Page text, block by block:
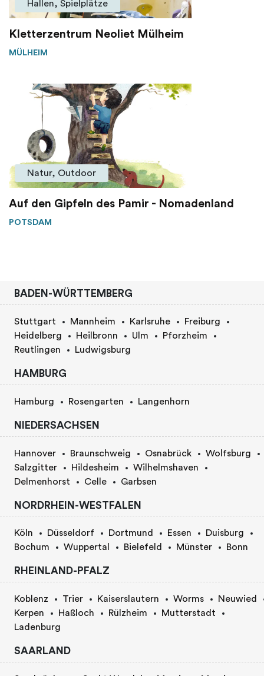
Hallen, Spielplätze
Kletterzentrum Neoliet Mülheim
MÜLHEIM
Natur, Outdoor
Auf den Gipfeln des Pamir - Nomadenland
POTSDAM
BADEN-WÜRTTEMBERG
Stuttgart Mannheim Karlsruhe
Freiburg
Heidelberg
Heilbronn Ulm
Pforzheim
Reutlingen
Ludwigsburg
HAMBURG
Hamburg Rosengarten Langenhorn
NIEDERSACHSEN
Hannover Braunschweig Osnabrück
Wolfsburg
Salzgitter
Hildesheim
Wilhelmshaven
Delmenhorst
Celle Garbsen
NORDRHEIN-WESTFALEN
Köln Düsseldorf Dortmund Essen
Duisburg
Bochum
Wuppertal Bielefeld Münster Bonn
RHEINLAND-PFALZ
Koblenz Trier Kaiserslautern Worms
Neuwied
Kerpen
Haßloch Rülzheim
Mutterstadt
Ladenburg
SAARLAND